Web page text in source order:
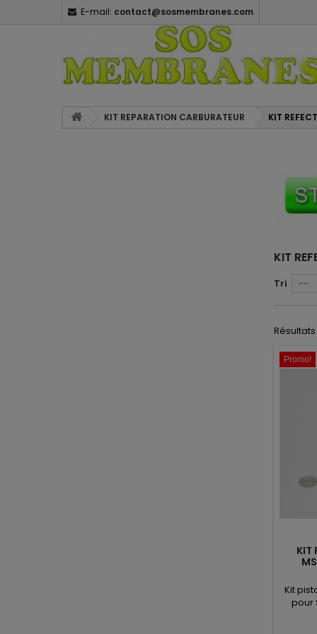
E-mail: contact@sosmembranes.com
KIT REPARATION CARBURATEUR KIT
KIT
Tri --
Résultats
Promo!
KIT
Kit
pour